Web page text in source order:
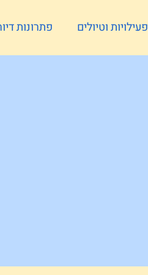
פעילויות וטיולים פתרונות